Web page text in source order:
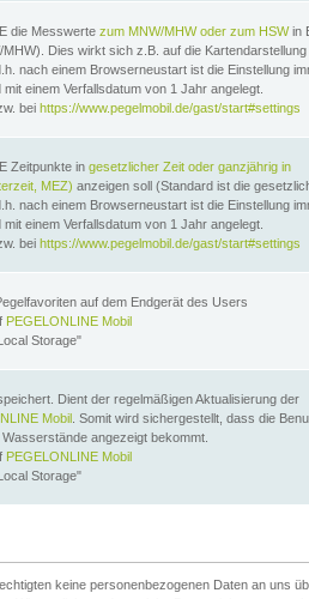
die Messwerte zum MNW/MHW oder zum HSWin
Dies wirkt sich z.B. auf die Kartendarstellung
nach einem Browserneustart ist die Einstellung
einem Verfallsdatum von 1 Jahr angelegt.
bei https://www.pegelmobil.de/gast/start#settings
Zeitpunkte in gesetzlicher Zeit oder ganzjährig in
MEZ) anzeigen soll (Standard ist die
nach einem Browserneustart ist die Einstellung
einem Verfallsdatum von 1 Jahr angelegt.
bei https://www.pegelmobil.de/gast/start#settings
auf dem Endgerät des Users
PEGELONLINE Mobil
Storage"
Dient der regelmäßigen Aktualisierung der
Mobil . Somit wird sichergestellt, dass die
angezeigt bekommt.
PEGELONLINE Mobil
Storage"
keine personenbezogenen Daten an uns